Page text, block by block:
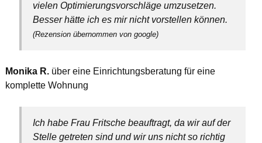
vielen Optimierungsvorschläge umzusetzen.
Besser hätte ich es mir nicht vorstellen können.
(Rezension übernommen von google)
Monika R. über eine Einrichtungsberatung für eine
komplette Wohnung
Ich habe Frau Fritsche beauftragt, da wir auf der
Stelle getreten sind und wir uns nicht so richtig